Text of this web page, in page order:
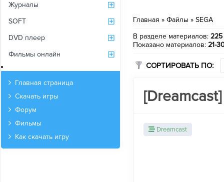
Журналы
SOFT
DVD плеер
Фильмы онлайн
Главная страница
Скачать игры
Форум
Фильмы
Как скачать игру
Главная » Файлы » SEGA
В разделе материалов: 225
Показано материалов: 21-
СОРТИРОВАТЬ ПО:
Dreamcast